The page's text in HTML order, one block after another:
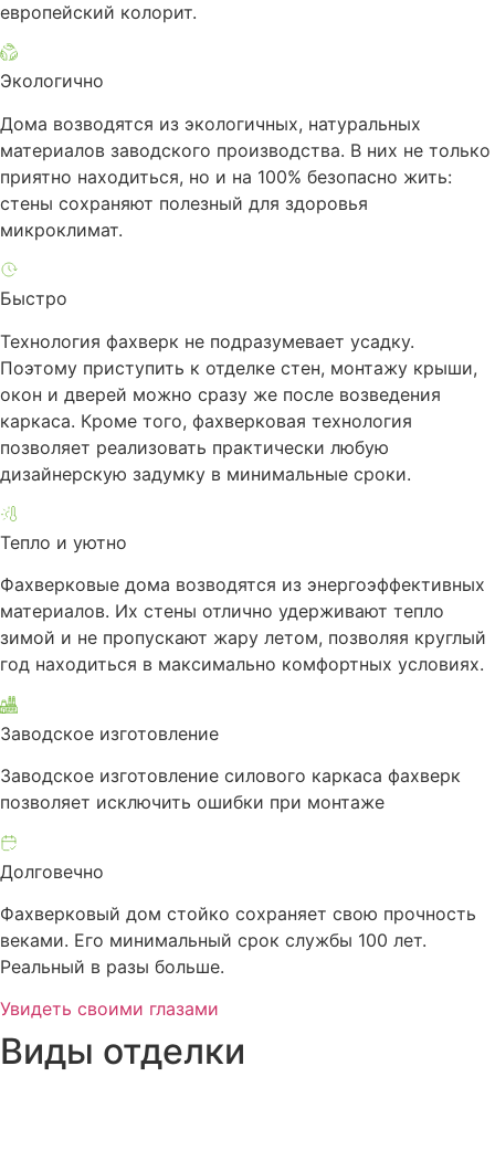
европейский колорит.
Экологично
Дома возводятся из экологичных, натуральных
материалов заводского производства. В них не только
приятно находиться, но и на 100% безопасно жить:
стены сохраняют полезный для здоровья
микроклимат.
Быстро
Технология фахверк не подразумевает усадку.
Поэтому приступить к отделке стен, монтажу крыши,
окон и дверей можно сразу же после возведения
каркаса. Кроме того, фахверковая технология
позволяет реализовать практически любую
дизайнерскую задумку в минимальные сроки.
Тепло и уютно
Фахверковые дома возводятся из энергоэффективных
материалов. Их стены отлично удерживают тепло
зимой и не пропускают жару летом, позволяя круглый
год находиться в максимально комфортных условиях.
Заводское изготовление
Заводское изготовление силового каркаса фахверк
позволяет исключить ошибки при монтаже
Долговечно
Фахверковый дом стойко сохраняет свою прочность
веками. Его минимальный срок службы 100 лет.
Реальный в разы больше.
Увидеть своими глазами
Виды отделки